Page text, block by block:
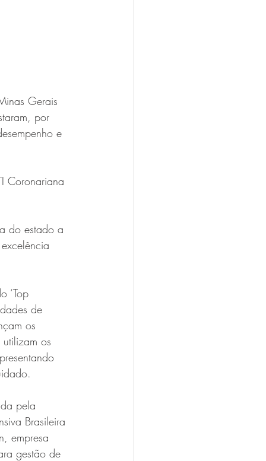
Gerais
por
e
Coronariana
do estado a
‘Top
de
os
os
pela
Brasileira
empresa
gestão de